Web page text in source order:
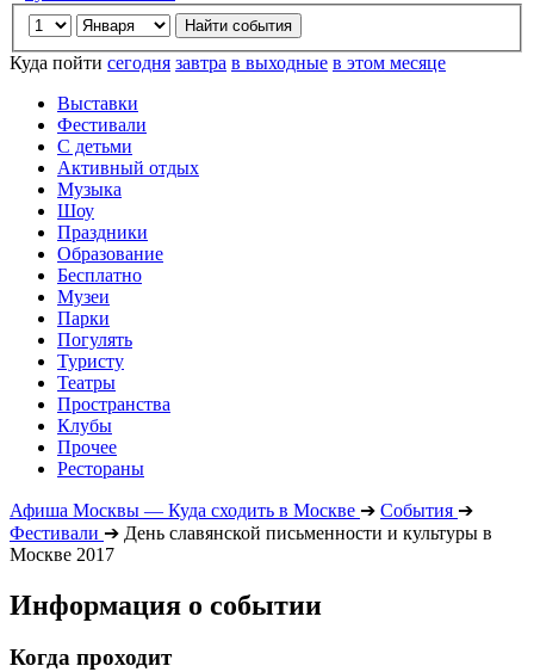
Куда пойти сегодня завтра в выходные в этом месяце
Выставки
Фестивали
С детьми
Активный отдых
Музыка
Шоу
Праздники
Образование
Бесплатно
Музеи
Парки
Погулять
Туристу
Театры
Пространства
Клубы
Прочее
Рестораны
Афиша Москвы — Куда сходить в Москве ➔ События ➔
Фестивали ➔ День славянской письменности и культуры в
Москве 2017
Информация о событии
Когда проходит